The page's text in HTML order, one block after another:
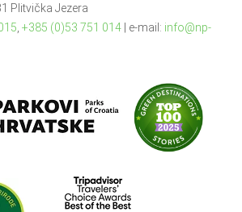
Plitvička Jezera
+385 (0)53 751 014| e-mail: info@np-